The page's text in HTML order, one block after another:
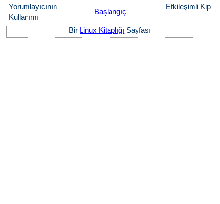
Yorumlayıcının
Kullanımı
Başlangıç
Etkileşimli Kip
Bir Linux Kitaplığı Sayfası